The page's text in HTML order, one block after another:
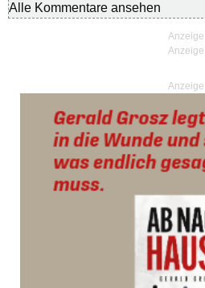
Alle Kommentare ansehen
Anzeige